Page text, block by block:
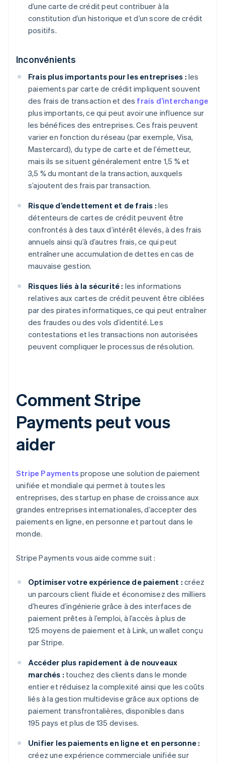
d’une carte de crédit peut contribuer à la
constitution d’un historique et d’un score de crédit
positifs.
Inconvénients
Frais plus importants pour les entreprises : les
paiements par carte de crédit impliquent souvent
des frais de transaction et des frais d’interchange
plus importants, ce qui peut avoir une influence sur
les bénéfices des entreprises. Ces frais peuvent
varier en fonction du réseau (par exemple, Visa,
Mastercard), du type de carte et de l’émetteur,
mais ils se situent généralement entre 1,5 % et
3,5 % du montant de la transaction, auxquels
s’ajoutent des frais par transaction.
Risque d’endettement et de frais : les
détenteurs de cartes de crédit peuvent être
confrontés à des taux d’intérêt élevés, à des frais
annuels ainsi qu’à d’autres frais, ce qui peut
entraîner une accumulation de dettes en cas de
mauvaise gestion.
Risques liés à la sécurité : les informations
relatives aux cartes de crédit peuvent être ciblées
par des pirates informatiques, ce qui peut entraîner
des fraudes ou des vols d’identité. Les
contestations et les transactions non autorisées
peuvent compliquer le processus de résolution.
Comment Stripe
Payments peut vous
aider
Stripe Payments propose une solution de paiement
unifiée et mondiale qui permet à toutes les
entreprises, des startup en phase de croissance aux
grandes entreprises internationales, d’accepter des
paiements en ligne, en personne et partout dans le
monde.
Stripe Payments vous aide comme suit :
Optimiser votre expérience de paiement : créez
un parcours client fluide et économisez des milliers
d’heures d’ingénierie grâce à des interfaces de
paiement prêtes à l’emploi, à l’accès à plus de
125 moyens de paiement et à Link, un wallet conçu
par Stripe.
Accéder plus rapidement à de nouveaux
marchés : touchez des clients dans le monde
entier et réduisez la complexité ainsi que les coûts
liés à la gestion multidevise grâce aux options de
paiement transfrontalières, disponibles dans
195 pays et plus de 135 devises.
Unifier les paiements en ligne et en personne :
créez une expérience commerciale unifiée sur